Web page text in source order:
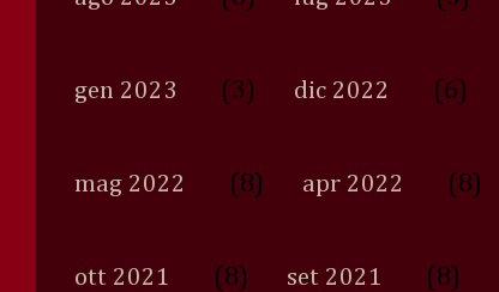
gen 2023 (3) dic 2022 (6)
mag 2022 (8) apr 2022 (8)
ott 2021 (8) set 2021 (8)